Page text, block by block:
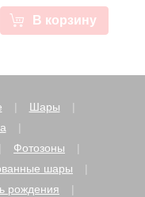
В корзину
Шары
Фотозоны
шары
рождения